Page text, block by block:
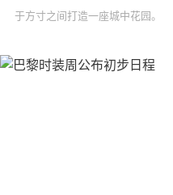
于方寸之间打造一座城中花园。